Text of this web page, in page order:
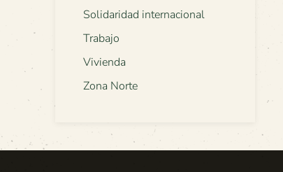
Solidaridad internacional
Trabajo
Vivienda
Zona Norte